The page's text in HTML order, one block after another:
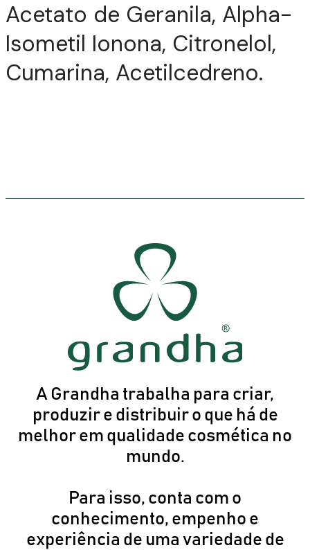
Acetato de Geranila, Alpha-
Isometil Ionona, Citronelol,
Cumarina, Acetilcedreno.
A Grandha trabalha para criar,
produzir e distribuir o que há de
melhor em qualidade cosmética no
mundo.
Para isso, conta com o
conhecimento, empenho e
experiência de uma variedade de